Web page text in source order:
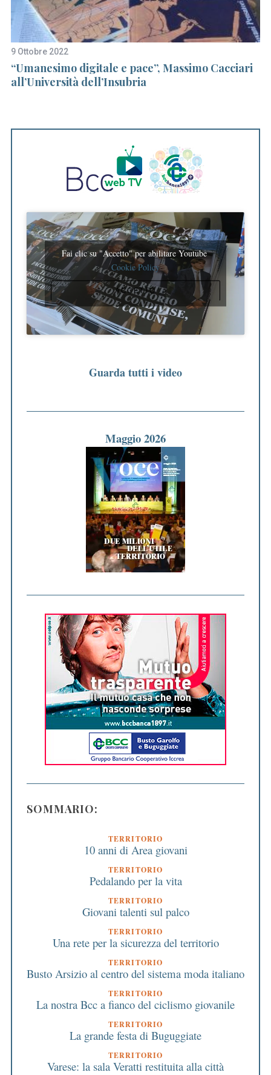
9 Ottobre 2022
“Umanesimo digitale e pace”, Massimo Cacciari
all’Università dell’Insubria
Fai clic su "Accetto" per abilitare Youtube
Cookie Policy
ACCETTO
Guarda tutti i video
Maggio 2026
SOMMARIO:
TERRITORIO
10 anni di Area giovani
TERRITORIO
Pedalando per la vita
TERRITORIO
Giovani talenti sul palco
TERRITORIO
Una rete per la sicurezza del territorio
TERRITORIO
Busto Arsizio al centro del sistema moda italiano
TERRITORIO
La nostra Bcc a fianco del ciclismo giovanile
TERRITORIO
La grande festa di Buguggiate
TERRITORIO
Varese: la sala Veratti restituita alla città
f
o
r
: